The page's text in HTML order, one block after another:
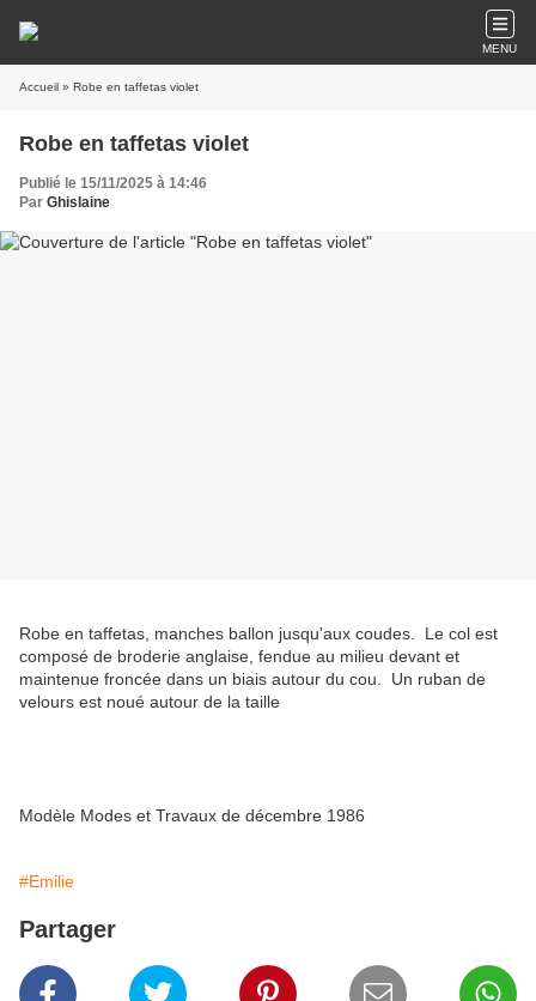
MENU
Accueil » Robe en taffetas violet
Robe en taffetas violet
Publié le 15/11/2025 à 14:46
Par Ghislaine
Robe en taffetas, manches ballon jusqu'aux coudes. Le col est
composé de broderie anglaise, fendue au milieu devant et
maintenue froncée dans un biais autour du cou. Un ruban de
velours est noué autour de la taille
Modèle Modes et Travaux de décembre 1986
#Emilie
Partager